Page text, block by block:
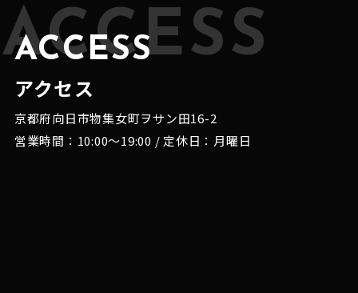
ACCESS
ACCESS
アクセス
京都府向日市物集女町ヲサン田16-2
営業時間：10:00～19:00 / 定休日：月曜日